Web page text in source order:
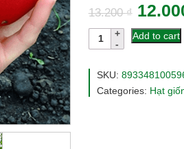
out of 5
customer
ratings
13.200₫
Hạt
chua
tim
Add to cart
SKU:
Categories: Hạt